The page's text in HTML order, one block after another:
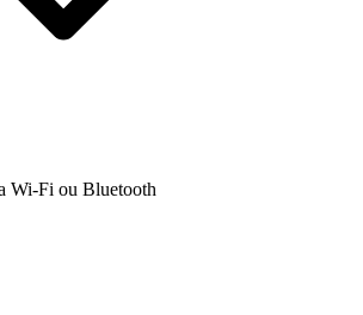
Wi-Fi ou Bluetooth